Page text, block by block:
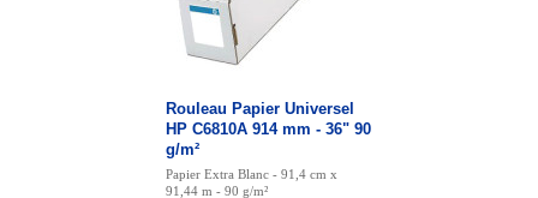
Rouleau Papier Universel
HP C6810A 914 mm - 36" 90
g/m²
Papier Extra Blanc - 91,4 cm x
91,44 m - 90 g/m²